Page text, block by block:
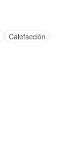
Calefacción